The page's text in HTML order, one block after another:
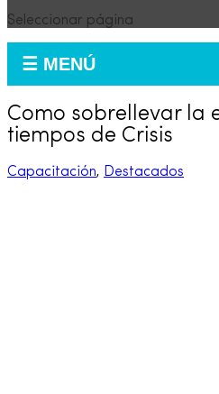
Seleccionar página
☰ MENÚ
Como sobrellevar la
tiempos de Crisis
Capacitación, Destacados